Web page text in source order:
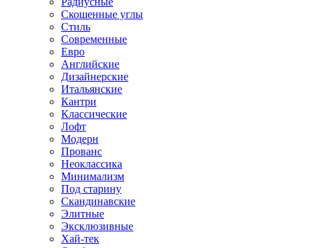
Скошенные углы
Стиль
Современные
Евро
Английские
Дизайнерские
Итальянские
Кантри
Классические
Лофт
Модерн
Прованс
Неоклассика
Минимализм
Под старину
Скандинавские
Элитные
Эксклюзивные
Хай-тек